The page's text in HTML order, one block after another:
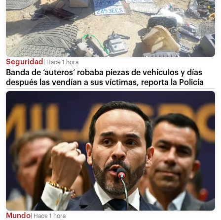
Seguridad Hace 1 hora
Banda de ‘auteros’ robaba piezas de vehículos y días
después las vendían a sus víctimas, reporta la Policía
Mundo Hace 1 hora